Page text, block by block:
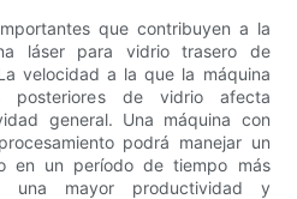
que contribuyen a la
láser para vidrio trasero de
velocidad a la que la máquina
posteriores de vidrio afecta
general. Una máquina con
podrá manejar un
en un período de tiempo más
una mayor productividad y